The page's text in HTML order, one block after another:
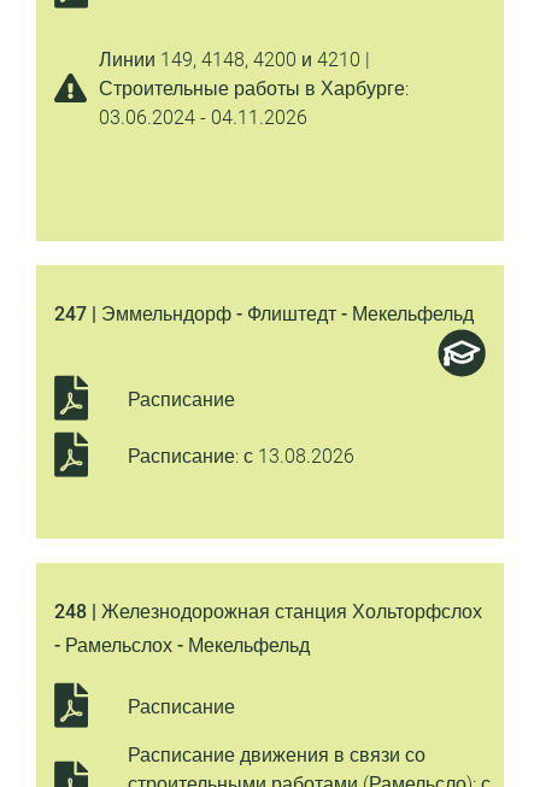
Линии 149, 4148, 4200 и 4210 |
Строительные работы в Харбурге:
03.06.2024 - 04.11.2026
247 | Эммельндорф - Флиштедт - Мекельфельд
Расписание
Расписание: с 13.08.2026
248 | Железнодорожная станция Хольторфслох
- Рамельслох - Мекельфельд
Расписание
Расписание движения в связи со